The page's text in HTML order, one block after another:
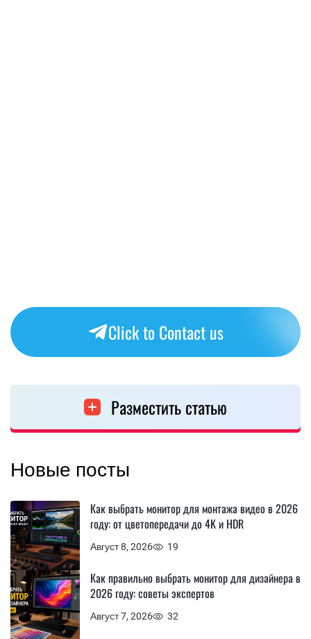
Click to Contact us
Разместить статью
Новые посты
Август 8, 2026 19
Как выбрать монитор для монтажа видео в 2026
году: от цветопередачи до 4K и HDR
Август 7, 2026 32
Как правильно выбрать монитор для дизайнера в
2026 году: советы экспертов